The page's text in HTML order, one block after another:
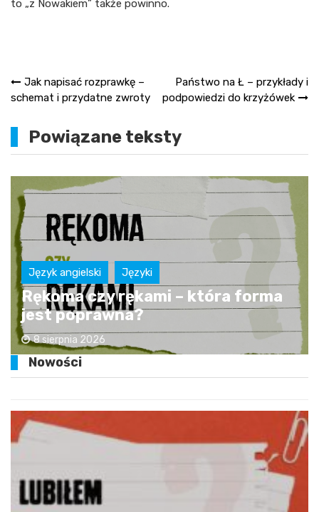
to „z Nowakiem” także powinno.
Nawigacja
wpisu
Jak napisać rozprawkę –
schemat i przydatne zwroty
Państwo na Ł – przykłady i
podpowiedzi do krzyżówek
Powiązane teksty
Język angielski Języki
Rękoma czy rękami – która forma
jest poprawna?
8 sierpnia 2026
Nowości